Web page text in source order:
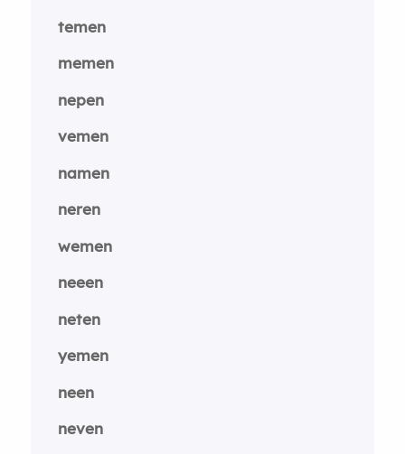
temen
memen
nepen
vemen
namen
neren
wemen
neeen
neten
yemen
neen
neven